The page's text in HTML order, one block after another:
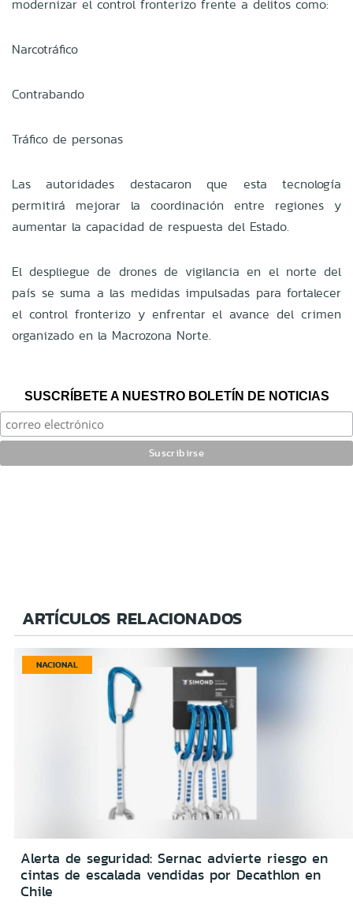
modernizar el control fronterizo frente a delitos como:
Narcotráfico
Contrabando
Tráfico de personas
Las autoridades destacaron que esta tecnología
permitirá mejorar la coordinación entre regiones y
aumentar la capacidad de respuesta del Estado.
El despliegue de drones de vigilancia en el norte del
país se suma a las medidas impulsadas para fortalecer
el control fronterizo y enfrentar el avance del crimen
organizado en la Macrozona Norte.
SUSCRÍBETE A NUESTRO BOLETÍN DE NOTICIAS
ARTÍCULOS RELACIONADOS
NACIONAL
Alerta de seguridad: Sernac advierte riesgo en
cintas de escalada vendidas por Decathlon en
Chile